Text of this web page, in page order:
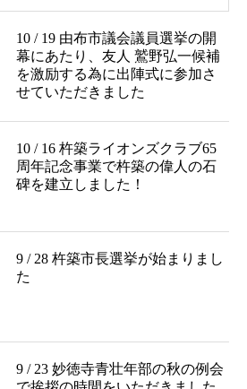
10 / 19 由布市議会議員選挙の開
幕にあたり、友人 鷲野弘一候補
を激励する為に出陣式に参加さ
せていただきました
10 / 16 杵築ライオンズクラブ65
周年記念事業で杵築の偉人の石
碑を建立しました！
9 / 28 杵築市長選挙が始まりまし
た
9 / 23 妙徳寺青壮年部の秋の例会